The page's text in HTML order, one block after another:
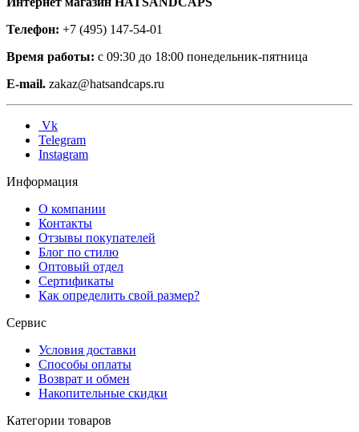
Телефон: +7 (495) 147-54-01
Время работы: с 09:30 до 18:00 понедельник-пятница
E-mail. zakaz@hatsandcaps.ru
Vk
Telegram
Instagram
Информация
О компании
Контакты
Отзывы покупателей
Блог по стилю
Оптовый отдел
Сертификаты
Как определить свой размер?
Сервис
Условия доставки
Способы оплаты
Возврат и обмен
Накопительные скидки
Категории товаров